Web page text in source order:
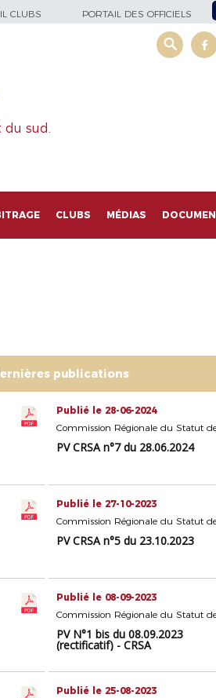
CLUBS PORTAIL DES OFFICIELS
sud.
CLUBS MÉDIAS
publications
Publié le 28-06-2024
PV CRSA n°7 du 28.06.2024
Publié le 27-10-2023
PV CRSA n°5 du 23.10.2023
Publié le 08-09-2023
PV N°1 bis du 08.09.2023
(rectificatif) - CRSA
Publié le 25-08-2023